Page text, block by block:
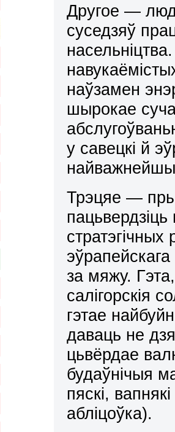
Другое —
суседзяў
наўзамен
шырокае
у савецкі й
найважнейшы
Трэцяе —
эўрапейскага
за мяжу.
салігорскія
гэтае
даваць не
цьвёрдае
будаўнічыя
пяскі,
абліцоўка).